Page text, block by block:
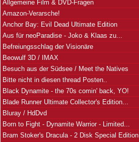
Allgemeine Film & DVD-Fragen
Amazon-Verarsche!
Anchor Bay: Evil Dead Ultimate Edition
Aus für neoParadise - Joko & Klaas zu...
Befreiungsschlag der Visionäre
Beowulf 3D / IMAX
Besuch aus der Südsee / Meet the Natives
Bitte nicht in diesen thread Posten..
Black Dynamite - the 70s comin' back, YO!
Blade Runner Ultimate Collector's Edition...
Bluray / HdDvd
Born to Fight - Dynamite Warrior - Limited...
Bram Stoker's Dracula - 2 Disk Special Edition